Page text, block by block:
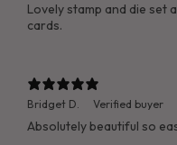
Lovely stamp and die set
cards.
Bridget D.
Verified buyer
Absolutely beautiful so